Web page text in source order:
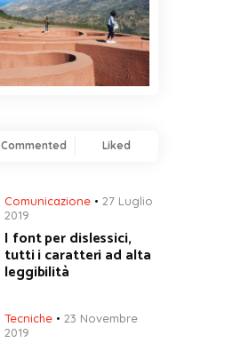
Commented Liked
Comunicazione
27 Luglio
2019
I font per dislessici,
tutti i caratteri ad alta
leggibilità
Tecniche
23 Novembre
2019